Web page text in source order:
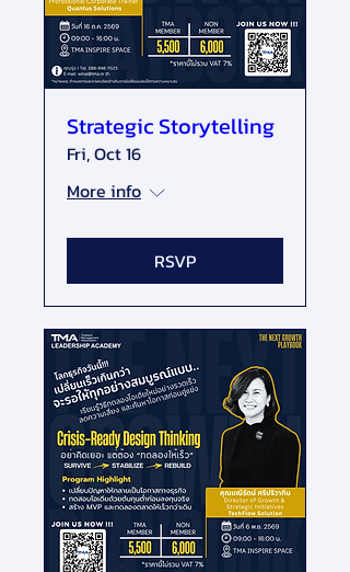
Strategic Storytelling
Fri, Oct 16
More info
RSVP